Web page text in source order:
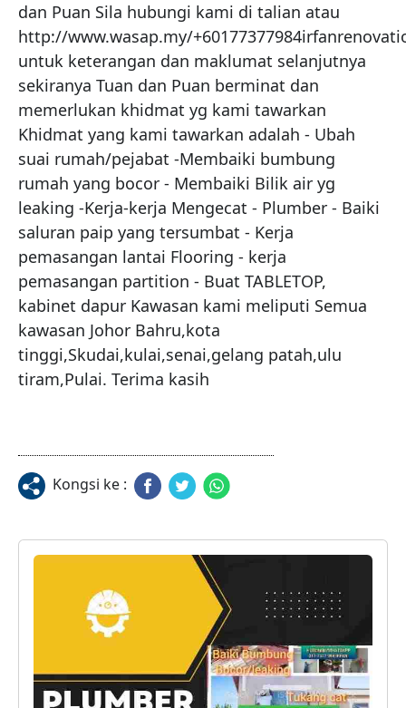
dan Puan Sila hubungi kami di talian atau
http://www.wasap.my/
untuk keterangan dan maklumat selanjutnya
sekiranya Tuan dan Puan berminat dan
memerlukan khidmat yg kami tawarkan
Khidmat yang kami tawarkan adalah - Ubah
suai rumah/pejabat -Membaiki bumbung
rumah yang bocor - Membaiki Bilik air yg
leaking -Kerja-kerja Mengecat - Plumber - Baiki
saluran paip yang tersumbat - Kerja
pemasangan lantai Flooring - kerja
pemasangan partition - Buat TABLETOP,
kabinet dapur Kawasan kami meliputi Semua
kawasan Johor Bahru,kota
tinggi,Skudai,kulai,senai,gelang patah,ulu
tiram,Pulai. Terima kasih
Kongsi ke :